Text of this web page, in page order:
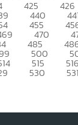
425 426
440
455
470
485
500
515 516
530 531